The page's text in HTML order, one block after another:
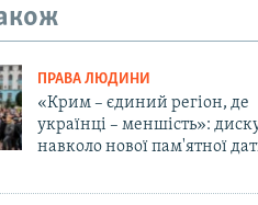
ПРАВА ЛЮДИНИ
«Крим – єдиний регіон, де
українці – меншість»:
навколо нової пам'ятної